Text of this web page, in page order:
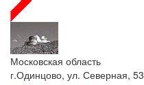
Московская область
г.Одинцово, ул. Северная, 53